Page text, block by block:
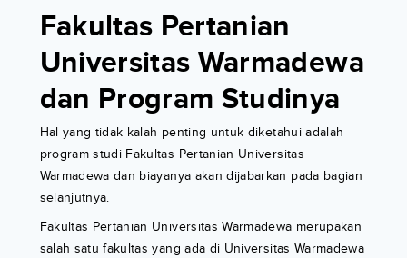
Fakultas Pertanian
Universitas Warmadewa
dan Program Studinya
Hal yang tidak kalah penting untuk diketahui adalah
program studi Fakultas Pertanian Universitas
Warmadewa dan biayanya akan dijabarkan pada bagian
selanjutnya.
Fakultas Pertanian Universitas Warmadewa merupakan
salah satu fakultas yang ada di Universitas Warmadewa